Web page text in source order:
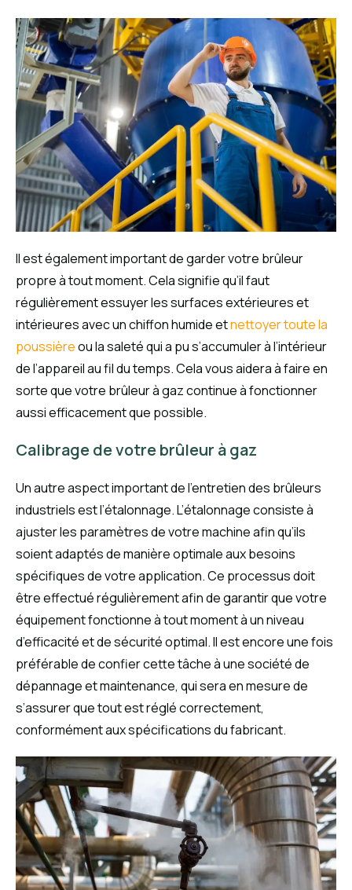
Il est également important de garder votre brûleur
propre à tout moment. Cela signifie qu’il faut
régulièrement essuyer les surfaces extérieures et
intérieures avec un chiffon humide etnettoyer toute la
poussièreou la saleté qui a pu s’accumuler à l’intérieur
de l’appareil au fil du temps. Cela vous aidera à faire en
sorte que votre brûleur à gaz continue à fonctionner
aussi efficacement que possible.
Calibrage de votre brûleur à gaz
Un autre aspect important de l’entretien des brûleurs
industriels est l’étalonnage. L’étalonnage consiste à
ajuster les paramètres de votre machine afin qu’ils
soient adaptés de manière optimale aux besoins
spécifiques de votre application. Ce processus doit
être effectué régulièrement afin de garantir que votre
équipement fonctionne à tout moment à un niveau
d’efficacité et de sécurité optimal. Il est encore une fois
préférable de confier cette tâche à une société de
dépannage et maintenance, qui sera en mesure de
s’assurer que tout est réglé correctement,
conformément aux spécifications du fabricant.